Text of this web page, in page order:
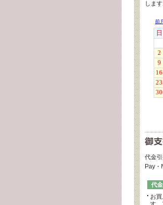
します
代金
Pay・
代
お